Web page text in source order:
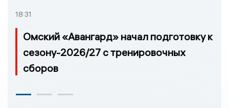
18:31
Омский «Авангард» начал подготовку к
сезону-2026/27 с тренировочных
сборов